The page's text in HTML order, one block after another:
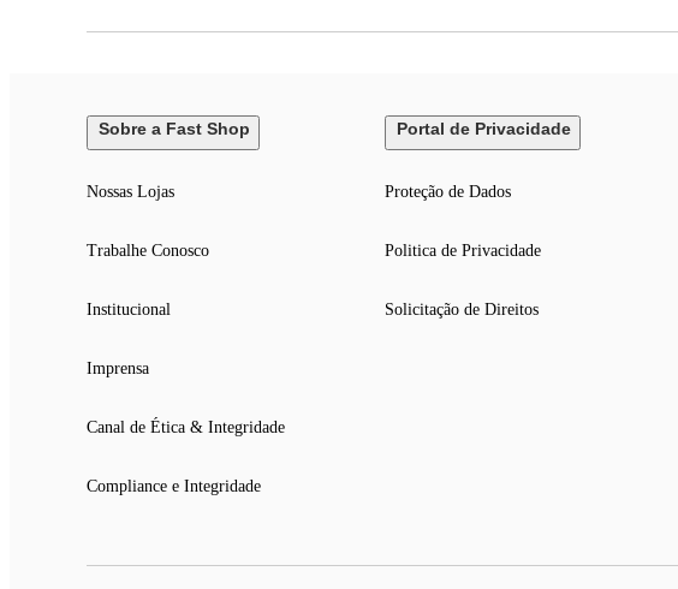
Sobre a Fast Shop
Nossas Lojas
Trabalhe Conosco
Institucional
Imprensa
Canal de Ética & Integridade
Compliance e Integridade
Portal de Privacidade
Proteção de Dados
Politica de Privacidade
Solicitação de Direitos